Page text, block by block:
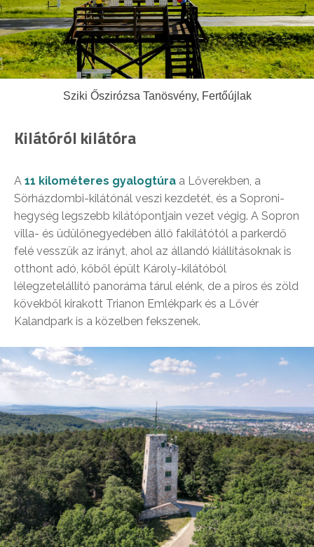
Sziki Őszirózsa Tanösvény, Fertőújlak
Kilátóról kilátóra
A 11 kilométeres gyalogtúra a Lőverekben, a
Sörházdombi-kilátónál veszi kezdetét, és a Soproni-
hegység legszebb kilátópontjain vezet végig. A Sopron
villa- és üdülőnegyedében álló fakilátótól a parkerdő
felé vesszük az irányt, ahol az állandó kiállításoknak is
otthont adó, kőből épült Károly-kilátóból
lélegzetelállító panoráma tárul elénk, de a piros és zöld
kövekből kirakott Trianon Emlékpark és a Lővér
Kalandpark is a közelben fekszenek.